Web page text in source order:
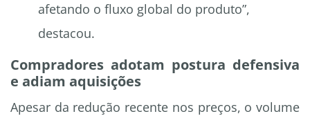
afetando o fluxo global do produto”,
destacou.
Compradores adotam postura defensiva
e adiam aquisições
Apesar da redução recente nos preços, o volume